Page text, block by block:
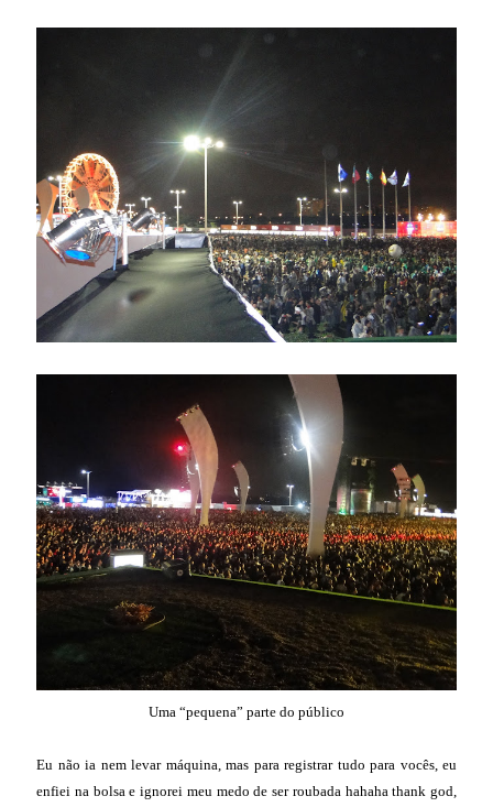
Uma “pequena” parte do público
Eu não ia nem levar máquina, mas para registrar tudo para vocês, eu
enfiei na bolsa e ignorei meu medo de ser roubada hahaha thank god,